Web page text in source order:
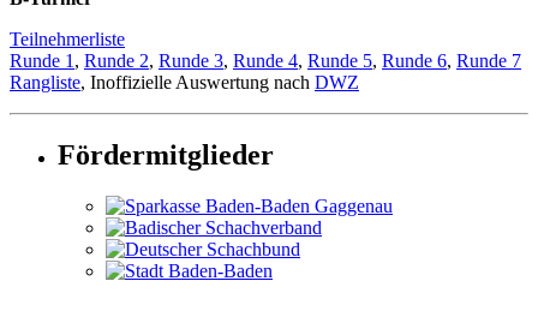
Teilnehmerliste
Runde 1 , Runde 2, Runde 3, Runde 4, Runde 5, Runde 6, Runde 7
Rangliste, Inoffizielle Auswertung nach DWZ
Fördermitglieder